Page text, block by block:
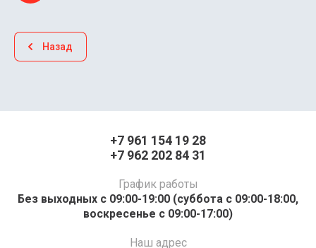
Назад
+7 961 154 19 28
+7 962 202 84 31
График работы
Без выходных с 09:00-19:00 (суббота с 09:00-18:00,
воскресенье с 09:00-17:00)
Наш адрес